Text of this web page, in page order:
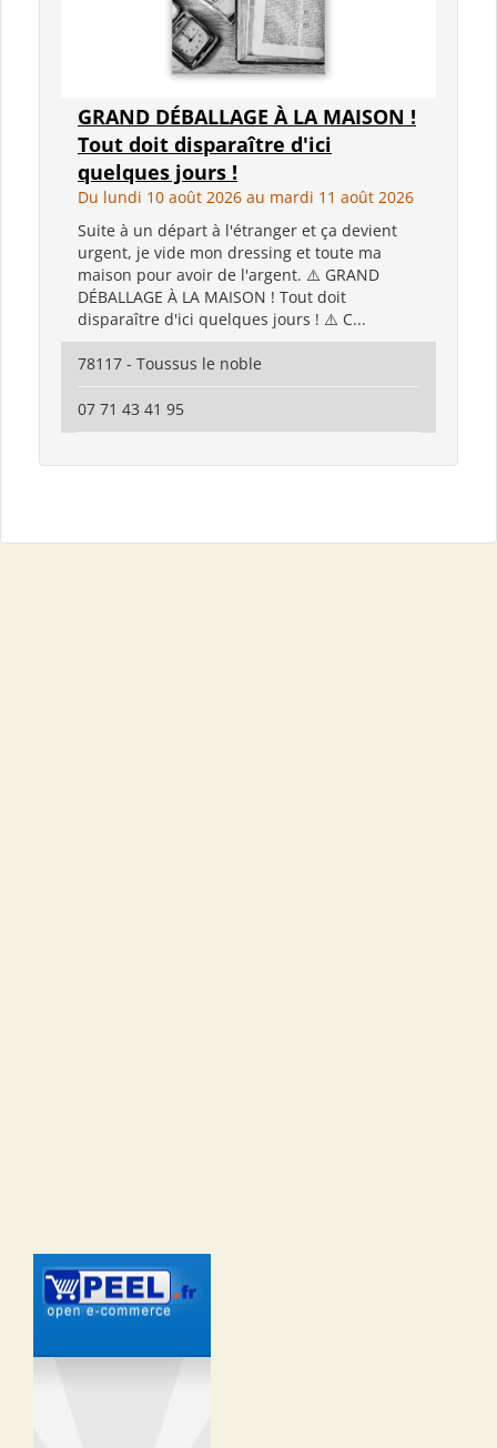
GRAND DÉBALLAGE À LA MAISON !
Tout doit disparaître d'ici
quelques jours !
Du lundi 10 août 2026 au mardi 11 août 2026
Suite à un départ à l'étranger et ça devient
urgent, je vide mon dressing et toute ma
maison pour avoir de l'argent. ⚠️ GRAND
DÉBALLAGE À LA MAISON ! Tout doit
disparaître d'ici quelques jours ! ⚠️ C...
78117 - Toussus le noble
07 71 43 41 95